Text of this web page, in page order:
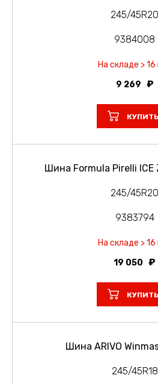
245/45R20
9384008
На складе >
9 269
КУПИТЬ
Шина Formula Pirelli ICE
245/45R20
9383794
На складе >
19 050
КУПИТЬ
Шина ARIVO
245/45R18